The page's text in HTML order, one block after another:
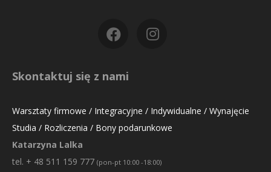
Skontaktuj się z nami
Warsztaty firmowe / Integracyjne / Indywidualne / Wynajęcie
Studia / Rozliczenia / Bony podarunkowe
Katarzyna Lalka
tel. + 48 511 159 777 (pon-pt 10:00 -18:00)